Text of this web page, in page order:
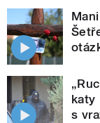
katy
s